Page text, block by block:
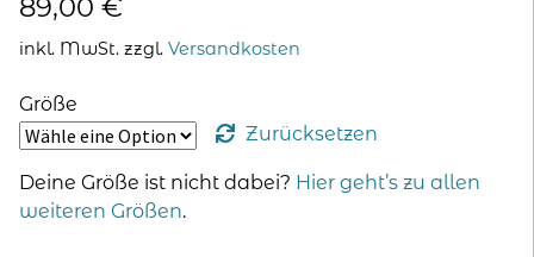
89,00 €
inkl. MwSt. zzgl. Versandkosten
Größe
Zurücksetzen
Deine Größe ist nicht dabei? Hier geht’s zu allen
weiteren Größen.